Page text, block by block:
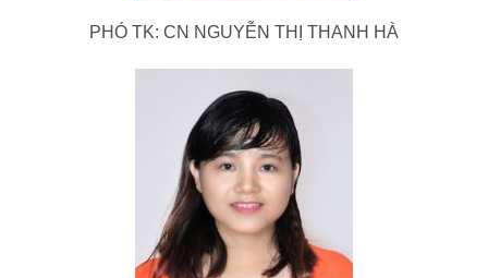
PHÓ TK: CN NGUYỄN THỊ THANH HÀ